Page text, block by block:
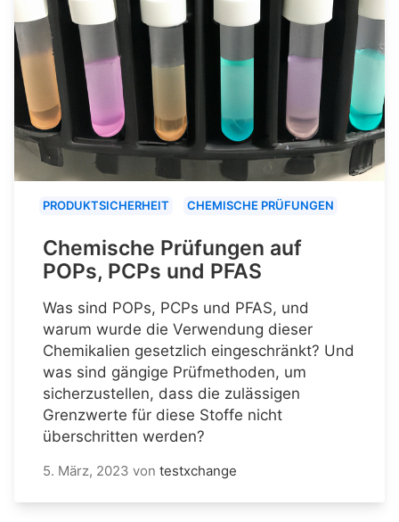
PRODUKTSICHERHEIT CHEMISCHE PRÜFUNGEN
Chemische Prüfungen auf
POPs, PCPs und PFAS
Was sind POPs, PCPs und PFAS, und
warum wurde die Verwendung dieser
Chemikalien gesetzlich eingeschränkt? Und
was sind gängige Prüfmethoden, um
sicherzustellen, dass die zulässigen
Grenzwerte für diese Stoffe nicht
überschritten werden?
5. März, 2023 von testxchange